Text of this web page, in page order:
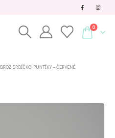
0
BROŽ SRDÍČKO PUNTÍKY – ČERVENÉ